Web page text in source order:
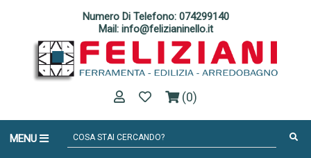
Numero Di Telefono: 074299140
Mail: info@felizianinello.it
(0)
MENU